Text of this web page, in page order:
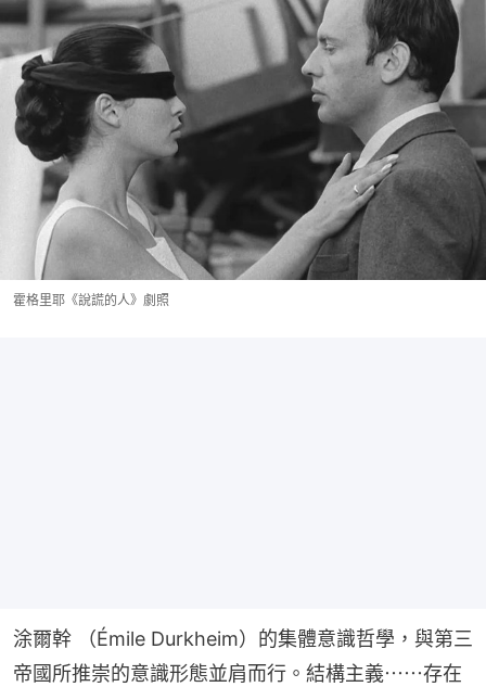
霍格里耶《說謊的人》劇照
涂爾幹 （Émile Durkheim）的集體意識哲學，與第三
帝國所推崇的意識形態並肩而行。結構主義⋯⋯存在